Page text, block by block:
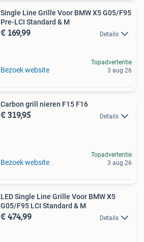
Single Line Grille Voor BMW X5 G05/F95
Pre-LCI Standard & M
€ 169,99 Details
Bezoek website
Topadvertentie
3 aug 26
Carbon grill nieren F15 F16
€ 319,95 Details
Bezoek website
Topadvertentie
3 aug 26
LED Single Line Grille Voor BMW X5
G05/F95 LCI Standard & M
€ 474,99 Details